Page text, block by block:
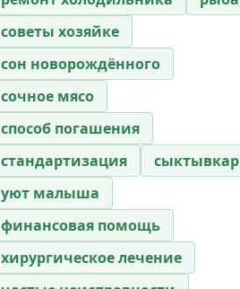
советы хозяйке
сон новорождённого
сочное мясо
способ погашения
стандартизация
сыктывкар
уют малыша
финансовая помощь
хирургическое лечение